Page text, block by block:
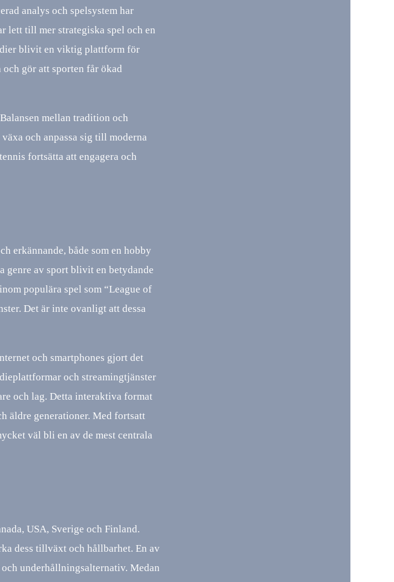
analys och spelsystem har
lett till mer strategiska spel och en
blivit en viktig plattform för
gör att sporten får ökad
mellan tradition och
och anpassa sig till moderna
fortsätta att engagera och
erkännande, både som en hobby
genre av sport blivit en betydande
populära spel som “League of
Det är inte ovanligt att dessa
och smartphones gjort det
och streamingtjänster
och lag. Detta interaktiva format
äldre generationer. Med fortsatt
väl bli en av de mest centrala
USA, Sverige och Finland.
dess tillväxt och hållbarhet. En av
underhållningsalternativ. Medan